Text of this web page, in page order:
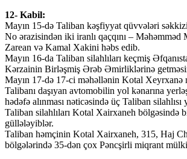
12- Kabil:
Mayın 15-də Taliban kəşfiyyat qüvvələri
No ərazisindən iki iranlı qaçqını – Məhəmməd
Zarean və Kamal Xakini həbs edib.
Mayın 16-da Taliban silahlıları keçmiş
Kərzainin Birləşmiş Ərəb Əmirliklərinə
Mayın 17-də 17-ci məhəllənin Kotal Xeyrxanə
Talibanı daşıyan avtomobilin yol kənarına
hədəfə alınması nəticəsində üç Taliban silahlısı
Taliban silahlıları Kotal Xairxaneh bölgəsində
güllələyiblər.
Taliban həmçinin Kotal Xairxaneh, 315, Haj
bölgələrində 35-dən çox Pəncşirli miqrant mülki